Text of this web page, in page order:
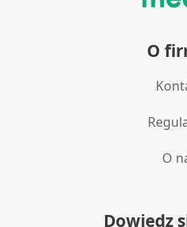
O
O
Dowiedz